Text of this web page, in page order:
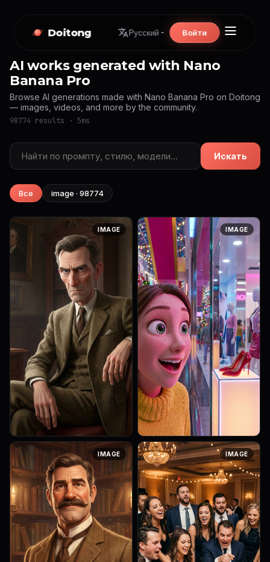
Doitong Русский Войти
AI works generated with Nano
Banana Pro
Browse AI generations made with Nano Banana Pro on Doitong
— images, videos, and more by the community.
98774 results · 5ms
Искать
Все image · 98774
IMAGE
Strong rule: style --- 3D-
анимация, Pixar стиль ---.
Мужчина 55 лет, худощавый,
с хищными чертами лица и
холодными, расчетливыми
глазами....
IMAGE
Art style: 3D Pixar. Интерьер
современного яркого
торгового центра с
зеркальными витринами и
глянцевыми манекенами. На
переднем плане Лю...
IMAGE IMAGE